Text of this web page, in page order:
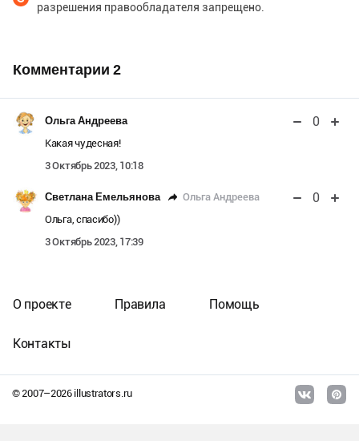
разрешения правообладателя запрещено.
Комментарии 2
Ольга Андреева 0
Какая чудесная!
3 Октябрь 2023, 10:18
Светлана Емельянова Ольга Андреева 0
Ольга, спасибо))
3 Октябрь 2023, 17:39
© 2007–2026illustrators.ru
О проекте Правила Помощь
Контакты